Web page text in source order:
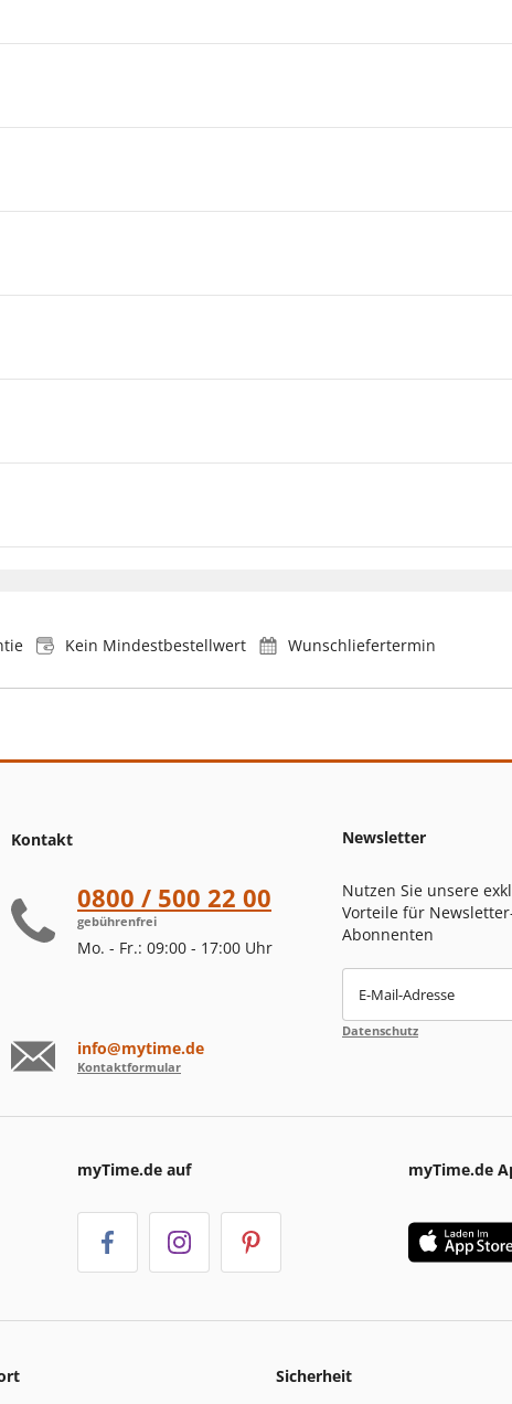
Kein Mindestbestellwert Wunschliefertermin
Kontakt
0800 / 500 22 00
gebührenfrei
Mo. - Fr.: 09:00 - 17:00 Uhr
info@mytime.de
Kontaktformular
Newsletter
Nutzen Sie unsere
Vorteile für
Abonnenten
E-Mail-Adresse
Datenschutz
myTime.de auf myTime.de
Sicherheit